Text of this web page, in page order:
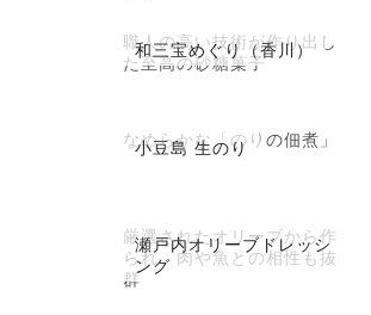
和三宝めぐり（香川）
職人の高い技術が作り出し
た至高の砂糖菓子
小豆島 生のり
なめらかな「のりの佃煮」
瀬戸内オリーブドレッシ
ング
厳選されたオリーブから作
られ、肉や魚との相性も抜
群